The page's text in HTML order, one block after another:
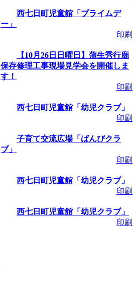
西七日町児童館「プライムデ
ー」
印刷
【10月26日日曜日】蒲生秀行廟
保存修理工事現場見学会を開催しま
す！
印刷
西七日町児童館「幼児クラブ」
印刷
子育て交流広場「ばんびクラ
ブ」
印刷
西七日町児童館「幼児クラブ」
印刷
西七日町児童館「幼児クラブ」
印刷